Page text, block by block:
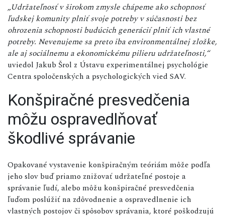
„Udržateľnosť v širokom zmysle chápeme ako schopnosť
ľudskej komunity plniť svoje potreby v súčasnosti bez
ohrozenia schopnosti budúcich generácií plniť ich vlastné
potreby. Nevenujeme sa preto iba environmentálnej zložke,
ale aj sociálnemu a ekonomickému pilieru udržateľnosti,“
uviedol Jakub Šrol z Ústavu experimentálnej psychológie
Centra spoločenských a psychologických vied SAV.
Konšpiračné presvedčenia
môžu ospravedlňovať
škodlivé správanie
Opakované vystavenie konšpiračným teóriám môže podľa
jeho slov buď priamo znižovať udržateľné postoje a
správanie ľudí, alebo môžu konšpiračné presvedčenia
ľuďom poslúžiť na zdôvodnenie a ospravedlnenie ich
vlastných postojov či spôsobov správania, ktoré poškodzujú